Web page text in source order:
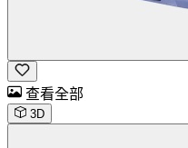
查看全部
3D